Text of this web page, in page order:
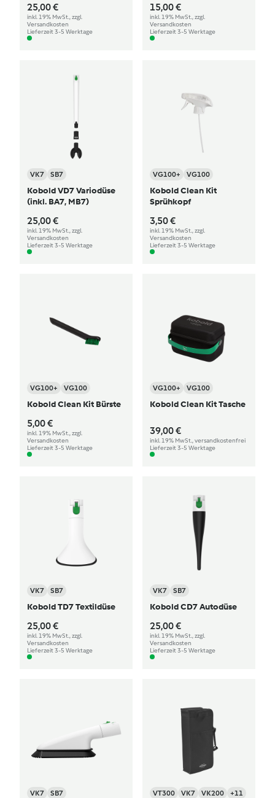
25,00 €
inkl. 19% MwSt., zzgl.
Versandkosten
Lieferzeit 3-5 Werktage
15,00 €
inkl. 19% MwSt., zzgl.
Versandkosten
Lieferzeit 3-5 Werktage
VK7 SB7
Kobold VD7 Variodüse
(inkl. BA7, MB7)
25,00 €
inkl. 19% MwSt., zzgl.
Versandkosten
Lieferzeit 3-5 Werktage
VG100+ VG100
Kobold Clean Kit
Sprühkopf
3,50 €
inkl. 19% MwSt., zzgl.
Versandkosten
Lieferzeit 3-5 Werktage
VG100+ VG100
Kobold Clean Kit Bürste
5,00 €
inkl. 19% MwSt., zzgl.
Versandkosten
Lieferzeit 3-5 Werktage
VG100+ VG100
Kobold Clean Kit Tasche
39,00 €
inkl. 19% MwSt., versandkostenfrei
Lieferzeit 3-5 Werktage
VK7 SB7
Kobold TD7 Textildüse
25,00 €
inkl. 19% MwSt., zzgl.
Versandkosten
Lieferzeit 3-5 Werktage
VK7 SB7
Kobold CD7 Autodüse
25,00 €
inkl. 19% MwSt., zzgl.
Versandkosten
Lieferzeit 3-5 Werktage
VK7 SB7 VT300 VK7 VK200 +11